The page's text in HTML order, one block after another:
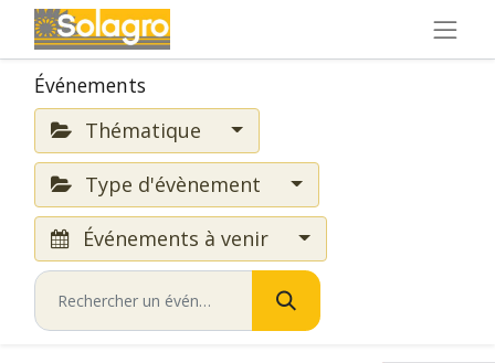
Événements
Thématique
Type d'évènement
Événements à venir